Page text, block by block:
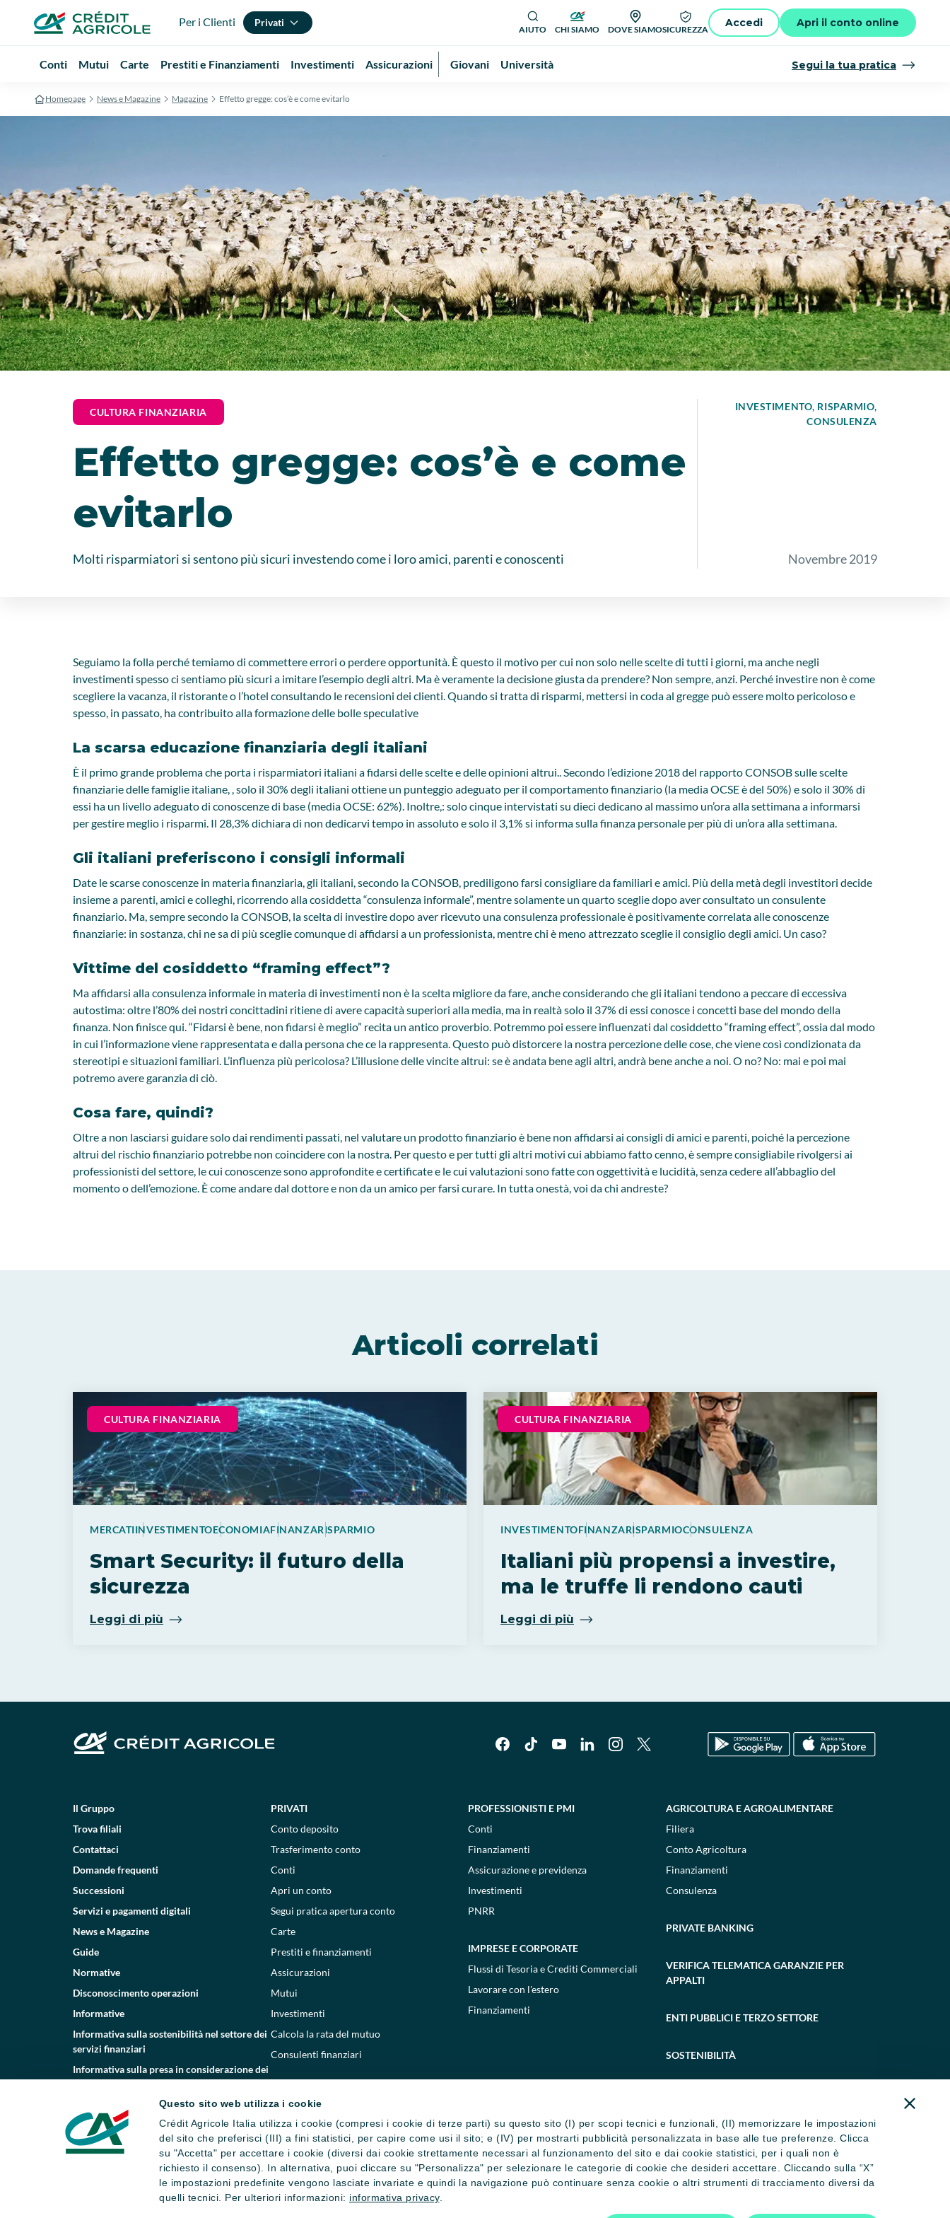
Questo sito web utilizza i cookie
Crédit Agricole Italia utilizza i cookie (compresi i cookie di terze parti) su questo sito (I) per scopi tecnici e funzionali, (II) memorizzare le impostazioni
del sito che preferisci (III) a fini statistici, per capire come usi il sito; e (IV) per mostrarti pubblicità personalizzata in base alle tue preferenze. Clicca
su "Accetta" per accettare i cookie (diversi dai cookie strettamente necessari al funzionamento del sito e dai cookie statistici, per i quali non è
richiesto il consenso). In alternativa, puoi cliccare su "Personalizza" per selezionare le categorie di cookie che desideri accettare. Cliccando sulla “X”
le impostazioni predefinite vengono lasciate invariate e quindi la navigazione può continuare senza cookie o altri strumenti di tracciamento diversi da
quelli tecnici. Per ulteriori informazioni: informativa privacy.
Per i Clienti Privati
AIUTO CHI SIAMO DOVE SIAMOSICUREZZA
Accedi Apri il conto online
Conti Mutui Carte Prestiti e Finanziamenti Investimenti Assicurazioni Giovani Università Segui la tua pratica
Homepage News e Magazine Magazine Effetto gregge: cos’è e come evitarlo
CULTURA FINANZIARIA
Effetto gregge: cos’è e come
evitarlo
Molti risparmiatori si sentono più sicuri investendo come i loro amici, parenti e conoscenti
INVESTIMENTO RISPARMIO
CONSULENZA
Novembre 2019
Seguiamo la folla perché temiamo di commettere errori o perdere opportunità. È questo il motivo per cui non solo nelle scelte di tutti i giorni, ma anche negli
investimenti spesso ci sentiamo più sicuri a imitare l’esempio degli altri. Ma è veramente la decisione giusta da prendere? Non sempre, anzi. Perché investire non è come
scegliere la vacanza, il ristorante o l’hotel consultando le recensioni dei clienti. Quando si tratta di risparmi, mettersi in coda al gregge può essere molto pericoloso e
spesso, in passato, ha contribuito alla formazione delle bolle speculative
La scarsa educazione finanziaria degli italiani
È il primo grande problema che porta i risparmiatori italiani a fidarsi delle scelte e delle opinioni altrui.. Secondo l’edizione 2018 del rapporto CONSOB sulle scelte
finanziarie delle famiglie italiane, , solo il 30% degli italiani ottiene un punteggio adeguato per il comportamento finanziario (la media OCSE è del 50%) e solo il 30% di
essi ha un livello adeguato di conoscenze di base (media OCSE: 62%). Inoltre,: solo cinque intervistati su dieci dedicano al massimo un’ora alla settimana a informarsi
per gestire meglio i risparmi. Il 28,3% dichiara di non dedicarvi tempo in assoluto e solo il 3,1% si informa sulla finanza personale per più di un’ora alla settimana.
Gli italiani preferiscono i consigli informali
Date le scarse conoscenze in materia finanziaria, gli italiani, secondo la CONSOB, prediligono farsi consigliare da familiari e amici. Più della metà degli investitori decide
insieme a parenti, amici e colleghi, ricorrendo alla cosiddetta “consulenza informale”, mentre solamente un quarto sceglie dopo aver consultato un consulente
finanziario. Ma, sempre secondo la CONSOB, la scelta di investire dopo aver ricevuto una consulenza professionale è positivamente correlata alle conoscenze
finanziarie: in sostanza, chi ne sa di più sceglie comunque di affidarsi a un professionista, mentre chi è meno attrezzato sceglie il consiglio degli amici. Un caso?
Vittime del cosiddetto “framing effect”?
Ma affidarsi alla consulenza informale in materia di investimenti non è la scelta migliore da fare, anche considerando che gli italiani tendono a peccare di eccessiva
autostima: oltre l’80% dei nostri concittadini ritiene di avere capacità superiori alla media, ma in realtà solo il 37% di essi conosce i concetti base del mondo della
finanza. Non finisce qui. “Fidarsi è bene, non fidarsi è meglio” recita un antico proverbio. Potremmo poi essere influenzati dal cosiddetto “framing effect”, ossia dal modo
in cui l’informazione viene rappresentata e dalla persona che ce la rappresenta. Questo può distorcere la nostra percezione delle cose, che viene così condizionata da
stereotipi e situazioni familiari. L’influenza più pericolosa? L’illusione delle vincite altrui: se è andata bene agli altri, andrà bene anche a noi. O no? No: mai e poi mai
potremo avere garanzia di ciò.
Cosa fare, quindi?
Oltre a non lasciarsi guidare solo dai rendimenti passati, nel valutare un prodotto finanziario è bene non affidarsi ai consigli di amici e parenti, poiché la percezione
altrui del rischio finanziario potrebbe non coincidere con la nostra. Per questo e per tutti gli altri motivi cui abbiamo fatto cenno, è sempre consigliabile rivolgersi ai
professionisti del settore, le cui conoscenze sono approfondite e certificate e le cui valutazioni sono fatte con oggettività e lucidità, senza cedere all’abbaglio del
momento o dell’emozione. È come andare dal dottore e non da un amico per farsi curare. In tutta onestà, voi da chi andreste?
Articoli correlati
CULTURA FINANZIARIA
MERCATIINVESTIMENTOECONOMIAFINANZARISPARMIO
Smart Security: il futuro della
sicurezza
Leggi di più
CULTURA FINANZIARIA
INVESTIMENTOFINANZARISPARMIOCONSULENZA
Italiani più propensi a investire,
ma le truffe li rendono cauti
Leggi di più
Il Gruppo
Trova filiali
Contattaci
Domande frequenti
Successioni
Servizi e pagamenti digitali
News e Magazine
Guide
Normative
Disconoscimento operazioni
Informative
Informativa sulla sostenibilità nel settore dei
servizi finanziari
Informativa sulla presa in considerazione dei
Whistleblowing
PRIVATI
Conto deposito
Trasferimento conto
Conti
Apri un conto
Segui pratica apertura conto
Carte
Prestiti e finanziamenti
Assicurazioni
Mutui
Investimenti
Calcola la rata del mutuo
Consulenti finanziari
PROFESSIONISTI E PMI
Conti
Finanziamenti
Assicurazione e previdenza
Investimenti
PNRR
IMPRESE E CORPORATE
Flussi di Tesoria e Crediti Commerciali
Lavorare con l'estero
Finanziamenti
AGRICOLTURA E AGROALIMENTARE
Filiera
Conto Agricoltura
Finanziamenti
Consulenza
PRIVATE BANKING
VERIFICA TELEMATICA GARANZIE PER
APPALTI
ENTI PUBBLICI E TERZO SETTORE
SOSTENIBILITÀ
Dati societari Note legaliImpostazione cookiePrivacy e cookie policy